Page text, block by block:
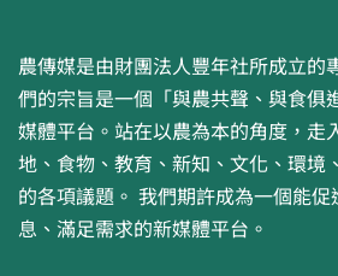
農傳媒是由財團法人豐年社所成立
們的宗旨是一個「與農共聲、與食
媒體平台。站在以農為本的角度，
地、食物、教育、新知、文化、環
的各項議題。 我們期許成為一個能
息、滿足需求的新媒體平台。